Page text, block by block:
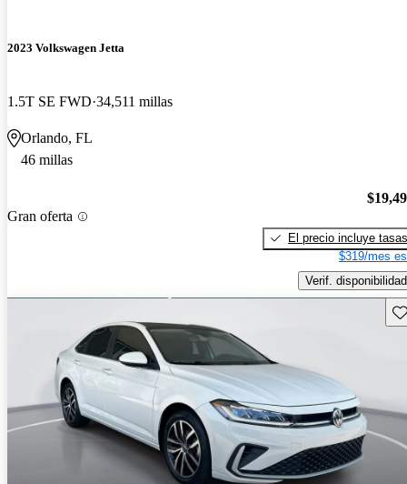
2023 Volkswagen Jetta
1.5T SE FWD 34,511 millas
Orlando, FL
46 millas
Gran oferta
El precio incluye tasas
$319/mes
Verif. disponibilidad